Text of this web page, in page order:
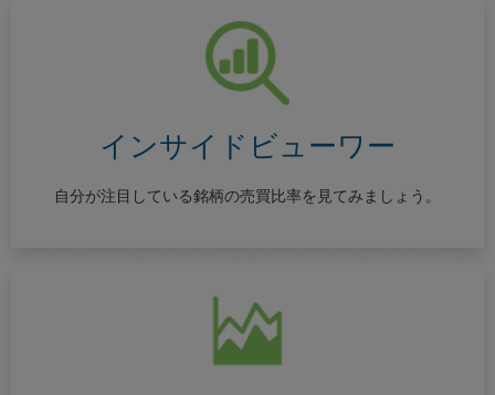
インサイドビューワー
自分が注目している銘柄の売買比率を見てみましょう。